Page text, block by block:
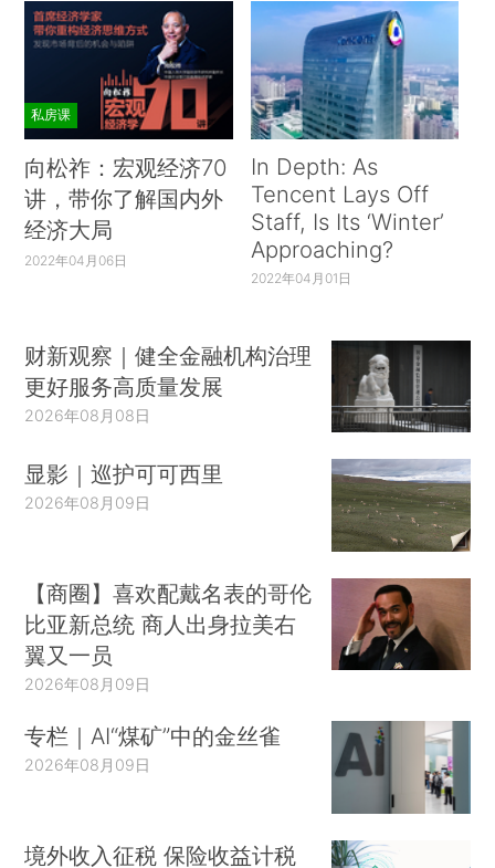
私房课
向松祚：宏观经济70
讲，带你了解国内外
经济大局
2022年04月06日
In Depth: As
Tencent Lays Off
Staff, Is Its ‘Winter’
Approaching?
2022年04月01日
财新观察｜健全金融机构治理
更好服务高质量发展
2026年08月08日
显影｜巡护可可西里
2026年08月09日
【商圈】喜欢配戴名表的哥伦
比亚新总统 商人出身拉美右
翼又一员
2026年08月09日
专栏｜AI“煤矿”中的金丝雀
2026年08月09日
境外收入征税 保险收益计税